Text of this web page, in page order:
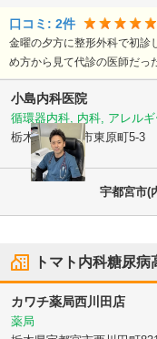
口コミ: 2件
金曜の夕方に整形外科で初診
め方から見て代診の医師だっ
小島内科医院
循環器内科, 内科, アレル
栃木県宇都宮市東原町5-3
宇都宮市(
トマト内科糖尿
カワチ薬局西川田店
薬局